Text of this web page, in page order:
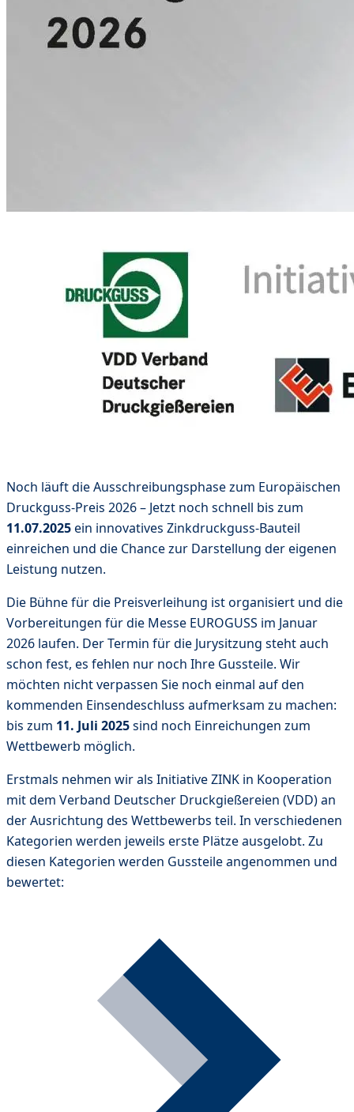
Noch läuft die Ausschreibungsphase zum Europäischen
Druckguss-Preis 2026 – Jetzt noch schnell bis zum
11.07.2025ein innovatives Zinkdruckguss-Bauteil
einreichen und die Chance zur Darstellung der eigenen
Leistung nutzen.
Die Bühne für die Preisverleihung ist organisiert und die
Vorbereitungen für die Messe EUROGUSS im Januar
2026 laufen. Der Termin für die Jurysitzung steht auch
schon fest, es fehlen nur noch Ihre Gussteile. Wir
möchten nicht verpassen Sie noch einmal auf den
kommenden Einsendeschluss aufmerksam zu machen:
bis zum 11. Juli 2025sind noch Einreichungen zum
Wettbewerb möglich.
Erstmals nehmen wir als Initiative ZINK in Kooperation
mit dem Verband Deutscher Druckgießereien (VDD) an
der Ausrichtung des Wettbewerbs teil. In verschiedenen
Kategorien werden jeweils erste Plätze ausgelobt. Zu
diesen Kategorien werden Gussteile angenommen und
bewertet: